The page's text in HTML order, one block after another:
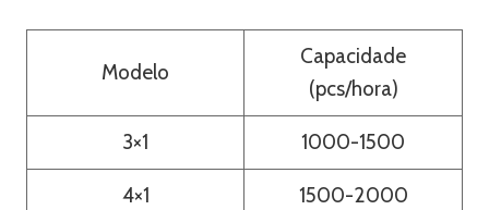
Modelo
Capacidade
(pcs/hora)
3×1 1000-1500
4×1 1500-2000